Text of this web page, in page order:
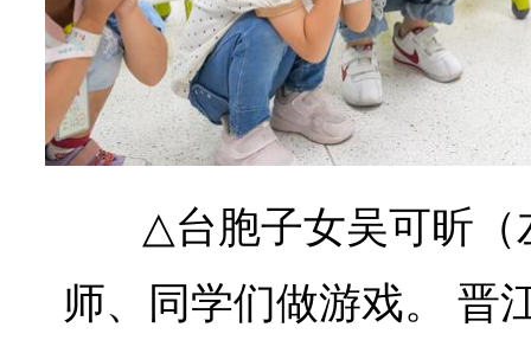
△台胞子女吴可昕
师、同学们做游戏。 晋